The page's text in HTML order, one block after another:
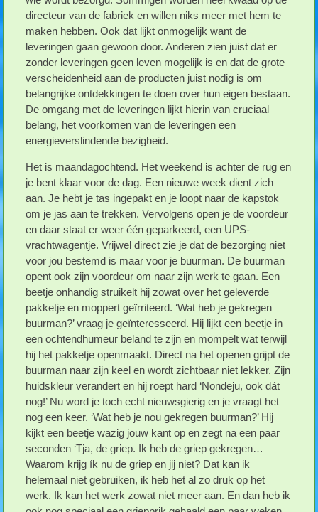
directeur van de fabriek en willen niks meer met hem te
maken hebben. Ook dat lijkt onmogelijk want de
leveringen gaan gewoon door. Anderen zien juist dat er
zonder leveringen geen leven mogelijk is en dat de grote
verscheidenheid aan de producten juist nodig is om
belangrijke ontdekkingen te doen over hun eigen bestaan.
De omgang met de leveringen lijkt hierin van cruciaal
belang, het voorkomen van de leveringen een
energieverslindende bezigheid.
Het is maandagochtend. Het weekend is achter de rug en
je bent klaar voor de dag. Een nieuwe week dient zich
aan. Je hebt je tas ingepakt en je loopt naar de kapstok
om je jas aan te trekken. Vervolgens open je de voordeur
en daar staat er weer één geparkeerd, een UPS-
vrachtwagentje. Vrijwel direct zie je dat de bezorging niet
voor jou bestemd is maar voor je buurman. De buurman
opent ook zijn voordeur om naar zijn werk te gaan. Een
beetje onhandig struikelt hij zowat over het geleverde
pakketje en moppert geïrriteerd. ‘Wat heb je gekregen
buurman?’ vraag je geïnteresseerd. Hij lijkt een beetje in
een ochtendhumeur beland te zijn en mompelt wat terwijl
hij het pakketje openmaakt. Direct na het openen grijpt de
buurman naar zijn keel en wordt zichtbaar niet lekker. Zijn
huidskleur verandert en hij roept hard ‘Nondeju, ook dát
nog!’ Nu word je toch echt nieuwsgierig en je vraagt het
nog een keer. ‘Wat heb je nou gekregen buurman?’ Hij
kijkt een beetje wazig jouw kant op en zegt na een paar
seconden ‘Tja, de griep. Ik heb de griep gekregen…
Waarom krijg ík nu de griep en jij niet? Dat kan ik
helemaal niet gebruiken, ik heb het al zo druk op het
werk. Ik kan het werk zowat niet meer aan. En dan heb ik